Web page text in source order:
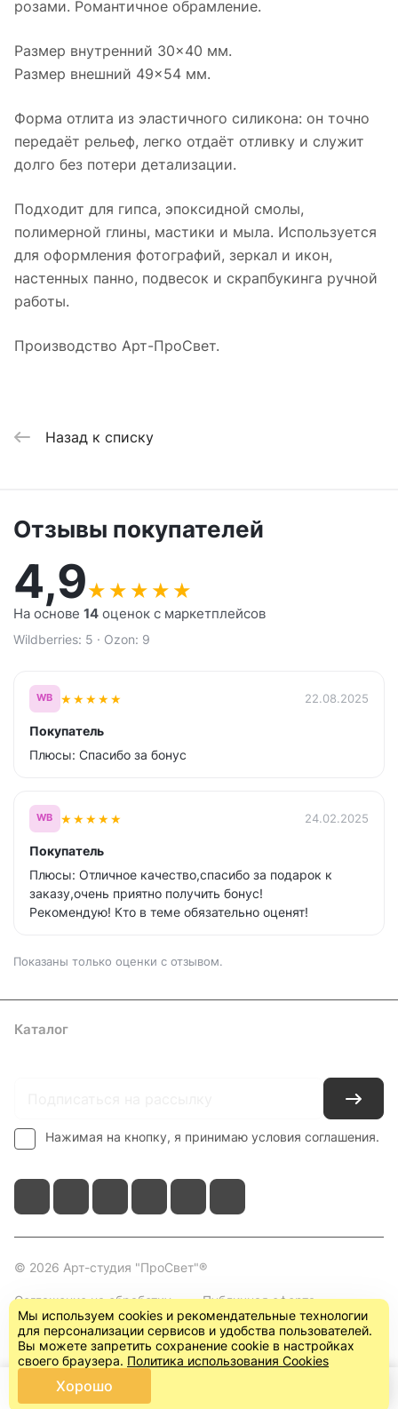
розами. Романтичное обрамление.
Размер внутренний 30×40 мм.
Размер внешний 49×54 мм.
Форма отлита из эластичного силикона: он точно
передаёт рельеф, легко отдаёт отливку и служит
долго без потери детализации.
Подходит для гипса, эпоксидной смолы,
полимерной глины, мастики и мыла. Используется
для оформления фотографий, зеркал и икон,
настенных панно, подвесок и скрапбукинга ручной
работы.
Производство Арт-ПроСвет.
Назад к списку
Отзывы покупателей
4,9★ ★ ★ ★ ★
На основе 14 оценок с маркетплейсов
Wildberries: 5 · Ozon: 9
WB ★★★★★ 22.08.2025
Покупатель
Плюсы: Спасибо за бонус
WB ★★★★★ 24.02.2025
Покупатель
Плюсы: Отличное качество,спасибо за подарок к
заказу,очень приятно получить бонус!
Рекомендую! Кто в теме обязательно оценят!
Показаны только оценки с отзывом.
Каталог
Нажимая на кнопку, я принимаю условия соглашения.
© 2026 Арт-студия "ПроСвет"®
Соглашение на обработку
персональных данных
Публичная оферта
(пользовательское
соглашение)
Мы используем cookies и рекомендательные технологии
для персонализации сервисов и удобства пользователей.
Вы можете запретить сохранение cookie в настройках
своего браузера. Политика использования Cookies
Хорошо